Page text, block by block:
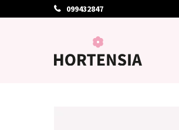
099432847